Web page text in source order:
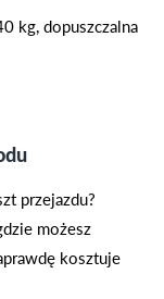
kg, dopuszczalna
przejazdu?
możesz
kosztuje